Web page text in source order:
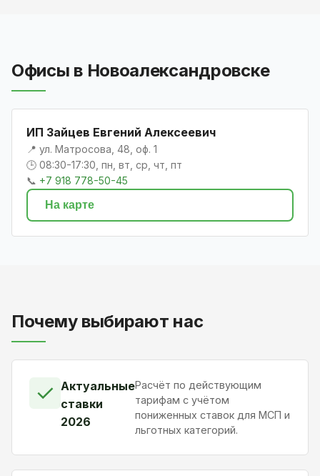
Офисы в Новоалександровске
ИП Зайцев Евгений Алексеевич
📍 ул. Матросова, 48, оф. 1
🕒 08:30-17:30, пн, вт, ср, чт, пт
📞 +7 918 778-50-45
На карте
Почему выбирают нас
✓ Актуальные
ставки
2026
Расчёт по действующим
тарифам с учётом
пониженных ставок для МСП и
льготных категорий.